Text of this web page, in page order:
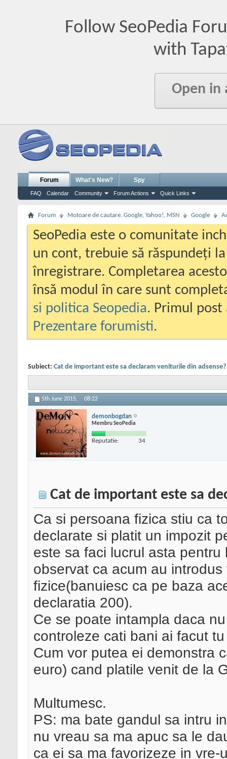
Follow SeoPedia
with
Open in
Forum
FAQ Calendar Community Forum Actions Quick Links
What's New? Spy
Forum Motoare de cautare. Google, Yahoo!, MSN Google
SeoPedia este o comunitate
un cont, trebuie să răspundeți
înregistrare. Completarea
însă modul în care sunt
si politica Seopedia. Primul
Prezentare forumisti.
Subiect: Cat de important este sa declaram veniturile din adsense?
5th June 2015, 08:22
demonbogdan
Membru SeoPedia
Reputatie: 34
Cat de important este sa
Ca si persoana fizica stiu ca
declarate si platit un impozit
este sa faci lucrul asta
observat ca acum au
fizice(banuiesc ca pe baza
declaratia 200).
Ce se poate intampla daca
controleze cati bani ai facut
Cum vor putea ei demonstra
euro) cand platile venit de la
Multumesc.
PS: ma bate gandul sa intru
nu vreau sa ma apuc sa le
ca ei sa ma favorizeze in vre-